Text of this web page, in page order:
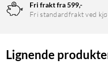
Fri frakt fra 599,-
Fri standardfrakt ved
Lignende